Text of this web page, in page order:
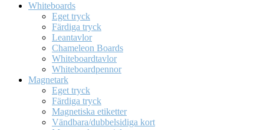
Whiteboards
Eget tryck
Färdiga tryck
Leantavlor
Chameleon Boards
Whiteboardtavlor
Whiteboardpennor
Magnetark
Eget tryck
Färdiga tryck
Magnetiska etiketter
Vändbara/dubbelsidiga kort